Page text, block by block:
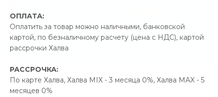
ОПЛАТА:
Оплатить за товар можно наличными, банковской
картой, по безналичному расчету (цена с НДС), картой
рассрочки Халва
РАССРОЧКА:
По карте Халва, Халва MIX - 3 месяца 0%, Халва MAX - 5
месяцев 0%
Экономия64.00 р.
Позвонить и назвать промокод
В наличии